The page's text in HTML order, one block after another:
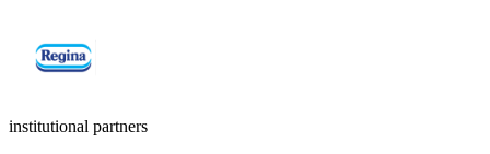
institutional partners